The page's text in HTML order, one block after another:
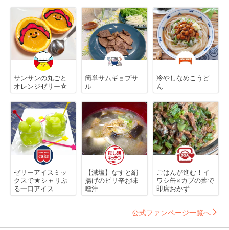
サンサンの丸ごと
オレンジゼリー☆
簡単サムギョプサ
ル
冷やしなめこうど
ん
ゼリーアイスミッ
クスで★シャリぷ
る一口アイス
【減塩】なすと絹
揚げのピリ辛お味
噌汁
ごはんが進む！イ
ワシ缶×カブの葉で
即席おかず
公式ファンページ一覧へ